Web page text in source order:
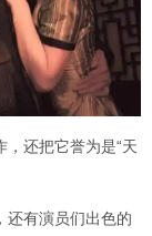
还把它誉为是“天
还有演员们出色的